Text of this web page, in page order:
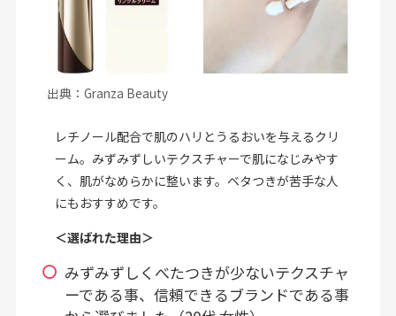
出典：Granza Beauty
レチノール配合で肌のハリとうるおいを与えるクリ
ーム。みずみずしいテクスチャーで肌になじみやす
く、肌がなめらかに整います。ベタつきが苦手な人
にもおすすめです。
＜選ばれた理由＞
みずみずしくべたつきが少ないテクスチャ
ーである事、信頼できるブランドである事